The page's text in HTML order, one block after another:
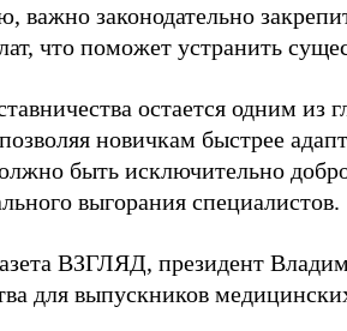
важно законодательно
что поможет устранить
остается одним из
новичкам быстрее
быть исключительно
выгорания специалистов.
ВЗГЛЯД, президент
для выпускников